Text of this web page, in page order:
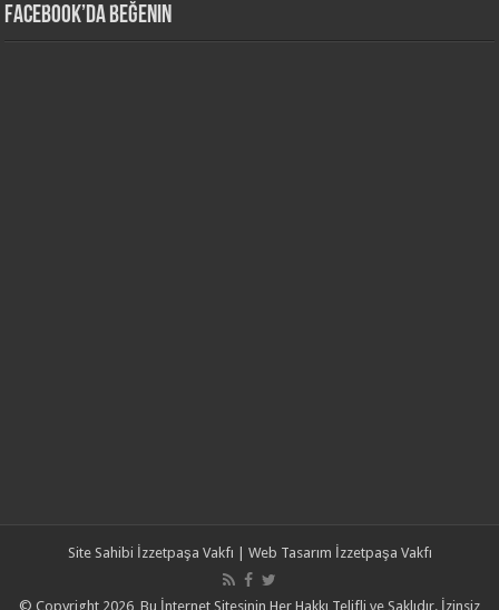
Facebook’da Beğenin
Site Sahibi İzzetpaşa Vakfı | Web Tasarım İzzetpaşa Vakfı
© Copyright 2026, Bu İnternet Sitesinin Her Hakkı Telifli ve Saklıdır. İzinsiz